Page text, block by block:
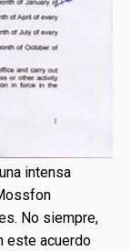
intensa
No siempre,
este acuerdo